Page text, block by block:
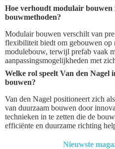
Hoe verhoudt modulair bouwen
bouwmethoden?
Modulair bouwen verschilt van
flexibiliteit biedt om gebouwen op
modulebouw, terwijl prefab vaak
aanpassingsmogelijkheden met
Welke rol speelt Van den Nagel
bouwen?
Van den Nagel positioneert zich
van duurzaam bouwen door
technieken in te zetten die de
efficiënte en duurzame richting
Nieuwste